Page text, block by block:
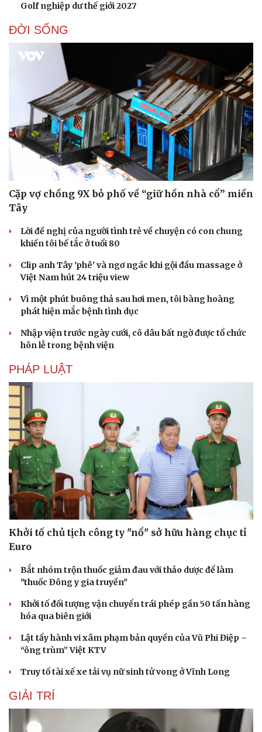
Cải chính
Golf nghiệp dư thế giới 2027
ĐỜI SỐNG
Cặp vợ chồng 9X bỏ phố về “giữ hồn nhà cổ” miền
Tây
Lời đề nghị của người tình trẻ về chuyện có con chung
khiến tôi bế tắc ở tuổi 80
Clip anh Tây 'phê' và ngơ ngác khi gội đầu massage ở
Việt Nam hút 24 triệu view
Vì một phút buông thả sau hơi men, tôi bàng hoàng
phát hiện mắc bệnh tình dục
Nhập viện trước ngày cưới, cô dâu bất ngờ được tổ chức
hôn lễ trong bệnh viện
PHÁP LUẬT
Khởi tố chủ tịch công ty "nổ" sở hữu hàng chục tỉ
Euro
Bắt nhóm trộn thuốc giảm đau với thảo dược để làm
"thuốc Đông y gia truyền"
Khởi tố đối tượng vận chuyển trái phép gần 50 tấn hàng
hóa qua biên giới
Lật tẩy hành vi xâm phạm bản quyền của Vũ Phi Điệp –
“ông trùm” Việt KTV
Truy tố tài xế xe tải vụ nữ sinh tử vong ở Vĩnh Long
GIẢI TRÍ